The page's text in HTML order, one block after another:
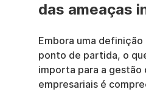
das ameaças
Embora uma
ponto de partida, o
importa para a gestão
empresariais é